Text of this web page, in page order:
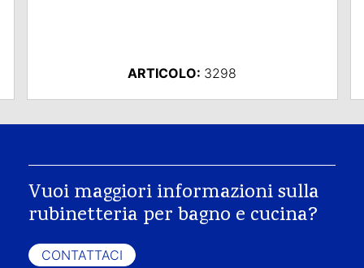
ARTICOLO: 3298
Vuoi maggiori informazioni sulla
rubinetteria per bagno e cucina?
CONTATTACI